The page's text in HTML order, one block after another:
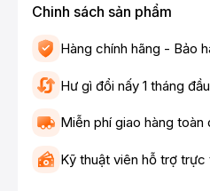
Chinh sách sản phẩm
Hàng chính hãng - Bảo
Hư gì đổi nấy 1 tháng đầu
Miễn phí giao hàng toàn
Kỹ thuật viên hỗ trợ trực